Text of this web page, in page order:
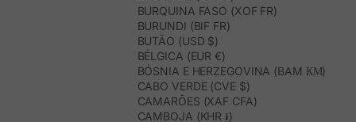
BURQUINA FASO (XOF FR)
BURUNDI (BIF FR)
BUTÃO (USD $)
BÉLGICA (EUR €)
BÓSNIA E HERZEGOVINA (BAM КМ)
CABO VERDE (CVE $)
CAMARÕES (XAF CFA)
CAMBOJA (KHR ៛)